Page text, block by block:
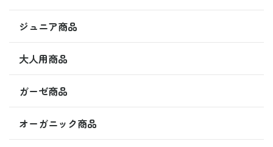
ジュニア商品
大人用商品
ガーゼ商品
オーガニック商品